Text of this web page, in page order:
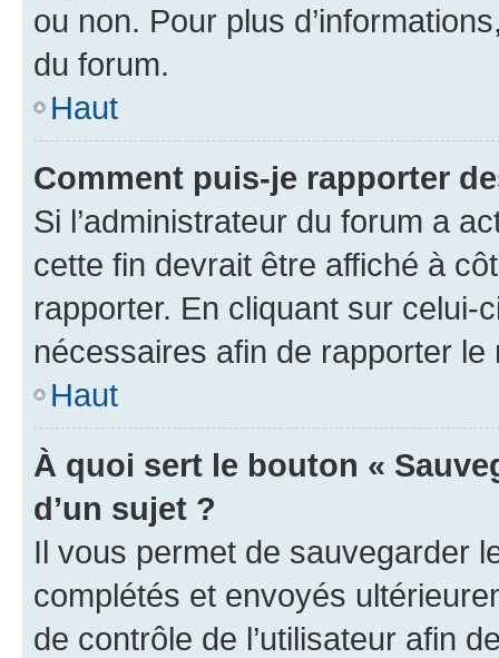
ou non. Pour plus
du forum.
Haut
Comment puis-je rapporter
Si l’administrateur du forum a
cette fin devrait être affiché à
rapporter. En cliquant sur
nécessaires afin de rapporter le
Haut
À quoi sert le bouton «
d’un sujet ?
Il vous permet de sauvegarder
complétés et envoyés
de contrôle de l’utilisateur afin